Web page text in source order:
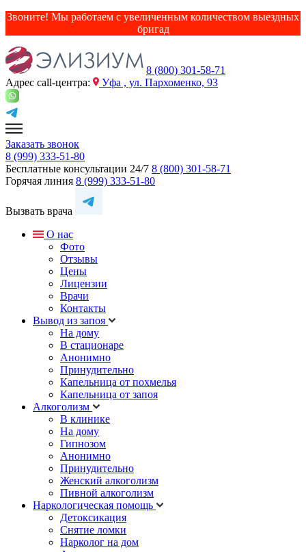
Звоните! Мы работаем с увеличенным количеством выездных
бригад
8 (800) 301-58-71
Адрес сall-центра:
Уфа , ул. Пархоменко, 93
Заказать звонок
8 (999) 333-51-80
Бесплатные консультации 24/7 8 (800) 301-58-71
Горячая линия 8 (999) 333-51-80
Вызвать врача
О нас
Фото
Отзывы
Цены
Лицензии
Врачи
Контакты
Вывод из запоя
На дому
В стационаре
Анонимно
Принудительно
Капельница от похмелья
Капельница от запоя
Алкоголизм
В клинике
На дому
Гипнозом
Анонимно
Принудительно
Женский алкоголизм
Пивной алкоголизм
Наркологическая помощь
Детоксикация
Снятие ломки
Нарколог на дом